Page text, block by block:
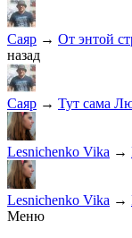
Саяр → От энтой
назад
Саяр → Тут сама
Lesnichenko Vika →
Lesnichenko Vika →
Меню